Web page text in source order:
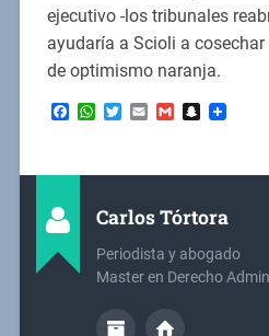
ejecutivo -los tribunales
ayudaría a Scioli a
de optimismo naranja.
Facebook
WhatsApp
Twitter
EmailGmailSnapchat
Carlos Tórtora
Periodista y abogado
Master en Derecho